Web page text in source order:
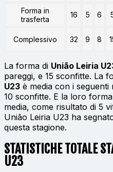
Forma in
trasferta
16 5 6
Complessivo 32 9 8
La forma di União Leiria
pareggi, e 15 sconfitte. La
U23 è media con i
10 sconfitte. E la loro
media, come risultato di 5
União Leiria U23 ha
questa stagione.
STATISTICHE TOTALE
U23